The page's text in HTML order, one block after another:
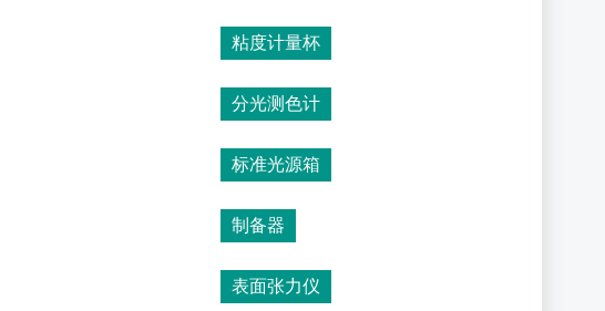
粘度计量杯
分光测色计
标准光源箱
制备器
表面张力仪